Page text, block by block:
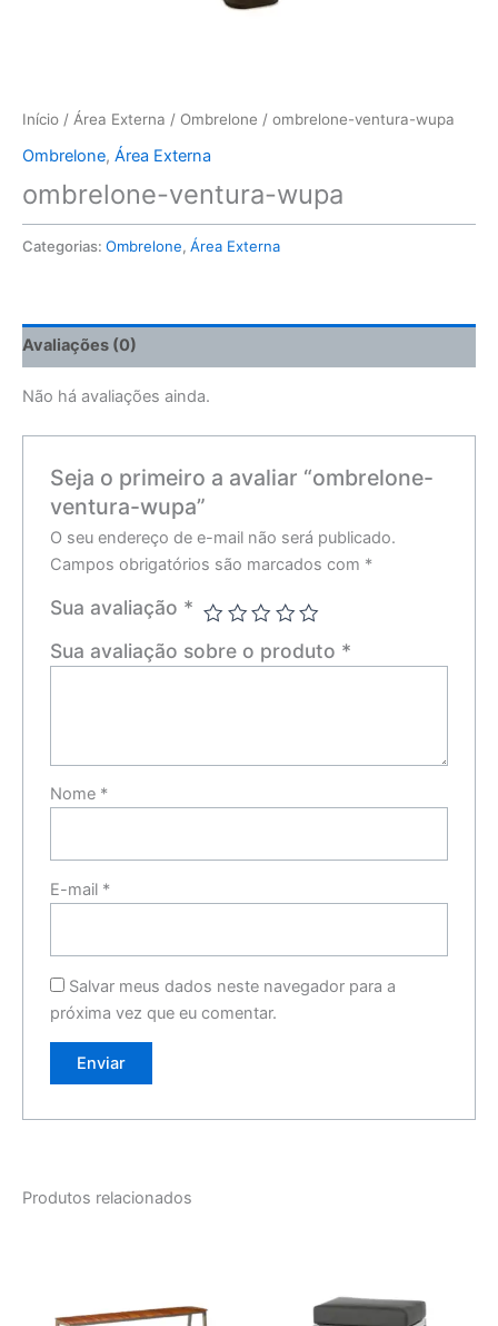
Início / Área Externa / Ombrelone / ombrelone-ventura-wupa
Ombrelone, Área Externa
ombrelone-ventura-wupa
Categorias: Ombrelone, Área Externa
Avaliações (0)
Não há avaliações ainda.
Seja o primeiro a avaliar “ombrelone-
ventura-wupa”
O seu endereço de e-mail não será publicado.
Campos obrigatórios são marcados com *
Sua avaliação *
Sua avaliação sobre o produto *
Nome *
E-mail *
Salvar meus dados neste navegador para a
próxima vez que eu comentar.
Produtos relacionados